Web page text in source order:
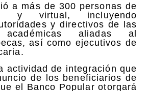
a más de 300 personas de
y virtual, incluyendo
y directivos de las
académicas aliadas al
así como ejecutivos de
actividad de integración que
de los beneficiarios de
el Banco Popular otorgará